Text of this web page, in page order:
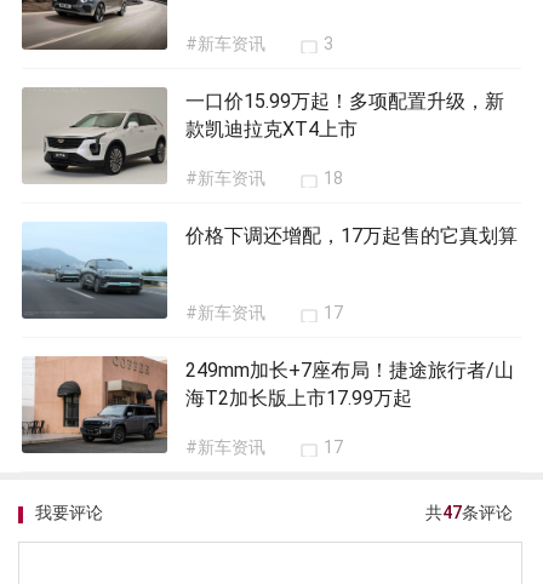
#新车资讯 3
一口价15.99万起！多项配置升级，新
款凯迪拉克XT4上市
#新车资讯 18
价格下调还增配，17万起售的它真划算
#新车资讯 17
249mm加长+7座布局！捷途旅行者/山
海T2加长版上市17.99万起
#新车资讯 17
共47条评论
我要评论